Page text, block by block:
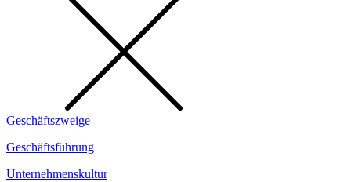
Geschäftszweige
Geschäftsführung
Unternehmenskultur